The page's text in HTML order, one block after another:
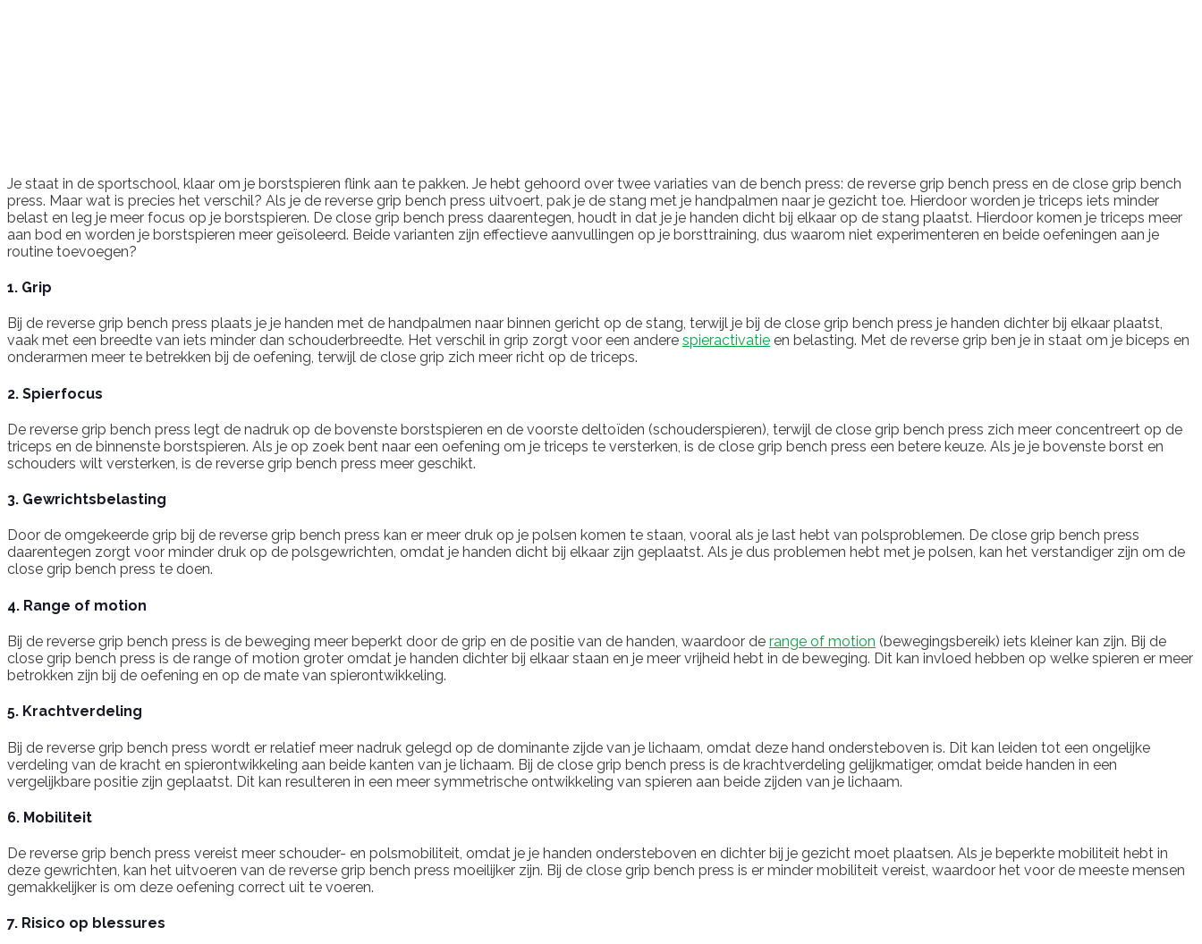
Je staat in de sportschool, klaar om je borstspieren flink aan te pakken. Je hebt gehoord over twee variaties van de bench press: de reverse grip bench press en de close grip bench
press. Maar wat is precies het verschil? Als je de reverse grip bench press uitvoert, pak je de stang met je handpalmen naar je gezicht toe. Hierdoor worden je triceps iets minder
belast en leg je meer focus op je borstspieren. De close grip bench press daarentegen, houdt in dat je je handen dicht bij elkaar op de stang plaatst. Hierdoor komen je triceps meer
aan bod en worden je borstspieren meer geïsoleerd. Beide varianten zijn effectieve aanvullingen op je borsttraining, dus waarom niet experimenteren en beide oefeningen aan je
routine toevoegen?
1. Grip
Bij de reverse grip bench press plaats je je handen met de handpalmen naar binnen gericht op de stang, terwijl je bij de close grip bench press je handen dichter bij elkaar plaatst,
vaak met een breedte van iets minder dan schouderbreedte. Het verschil in grip zorgt voor een andere spieractivatie en belasting. Met de reverse grip ben je in staat om je biceps en
onderarmen meer te betrekken bij de oefening, terwijl de close grip zich meer richt op de triceps.
2. Spierfocus
De reverse grip bench press legt de nadruk op de bovenste borstspieren en de voorste deltoïden (schouderspieren), terwijl de close grip bench press zich meer concentreert op de
triceps en de binnenste borstspieren. Als je op zoek bent naar een oefening om je triceps te versterken, is de close grip bench press een betere keuze. Als je je bovenste borst en
schouders wilt versterken, is de reverse grip bench press meer geschikt.
3. Gewrichtsbelasting
Door de omgekeerde grip bij de reverse grip bench press kan er meer druk op je polsen komen te staan, vooral als je last hebt van polsproblemen. De close grip bench press
daarentegen zorgt voor minder druk op de polsgewrichten, omdat je handen dicht bij elkaar zijn geplaatst. Als je dus problemen hebt met je polsen, kan het verstandiger zijn om de
close grip bench press te doen.
4. Range of motion
Bij de reverse grip bench press is de beweging meer beperkt door de grip en de positie van de handen, waardoor de range of motion (bewegingsbereik) iets kleiner kan zijn. Bij de
close grip bench press is de range of motion groter omdat je handen dichter bij elkaar staan en je meer vrijheid hebt in de beweging. Dit kan invloed hebben op welke spieren er meer
betrokken zijn bij de oefening en op de mate van spierontwikkeling.
5. Krachtverdeling
Bij de reverse grip bench press wordt er relatief meer nadruk gelegd op de dominante zijde van je lichaam, omdat deze hand ondersteboven is. Dit kan leiden tot een ongelijke
verdeling van de kracht en spierontwikkeling aan beide kanten van je lichaam. Bij de close grip bench press is de krachtverdeling gelijkmatiger, omdat beide handen in een
vergelijkbare positie zijn geplaatst. Dit kan resulteren in een meer symmetrische ontwikkeling van spieren aan beide zijden van je lichaam.
6. Mobiliteit
De reverse grip bench press vereist meer schouder- en polsmobiliteit, omdat je je handen ondersteboven en dichter bij je gezicht moet plaatsen. Als je beperkte mobiliteit hebt in
deze gewrichten, kan het uitvoeren van de reverse grip bench press moeilijker zijn. Bij de close grip bench press is er minder mobiliteit vereist, waardoor het voor de meeste mensen
gemakkelijker is om deze oefening correct uit te voeren.
7. Risico op blessures